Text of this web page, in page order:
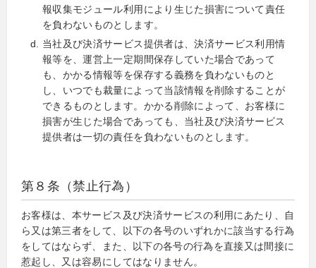
報収集モジュール利用により生じた損害について責任
を負わないものとします。
当社及び決済サービス提供者は、決済サービス利用情
報等を、運営上一定期間保存していた場合であって
も、かかる情報等を保存する義務を負わないものと
し、いつでも裁量によって当該情報を削除することが
できるものとします。かかる削除によって、お客様に
損害が生じた場合であっても、当社及び決済サービス
提供者は一切の責任を負わないものとします。
第８条（禁止行為）
お客様は、本サービス及び決済サービスの利用にあたり、自
ら又は第三者をして、以下の各号のいずれかに該当する行為
をしてはならず、また、以下の各号の行為を直接又は間接に
惹起し、又は容易にしてはなりません。